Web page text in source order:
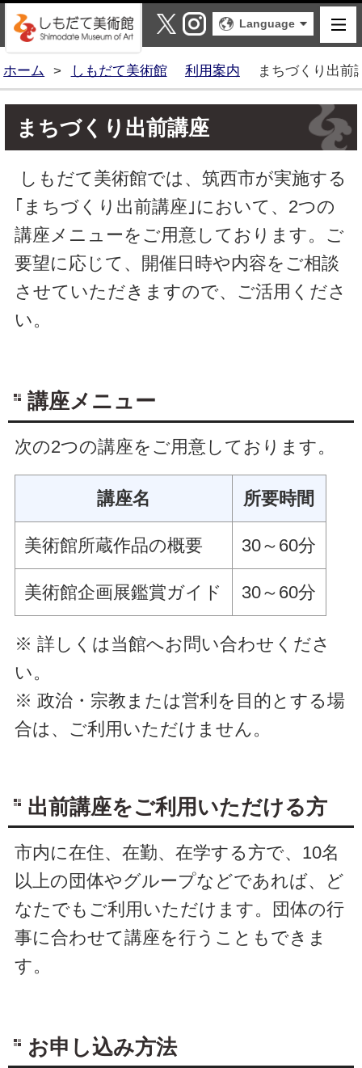
しもだて美術館
X Instagram
Language
ホーム > しもだて美術館 利用案内 まちづくり出前
まちづくり出前講座
しもだて美術館では、筑西市が実施する
｢まちづくり出前講座｣において、2つの
講座メニューをご用意しております。ご
要望に応じて、開催日時や内容をご相談
させていただきますので、ご活用くださ
い。
講座メニュー
次の2つの講座をご用意しております。
講座名 所要時間
美術館所蔵作品の概要 30～60分
美術館企画展鑑賞ガイド 30～60分
※ 詳しくは当館へお問い合わせくださ
い。
※ 政治・宗教または営利を目的とする場
合は、ご利用いただけません。
出前講座をご利用いただける方
市内に在住、在勤、在学する方で、10名
以上の団体やグループなどであれば、ど
なたでもご利用いただけます。団体の行
事に合わせて講座を行うこともできま
す。
お申し込み方法